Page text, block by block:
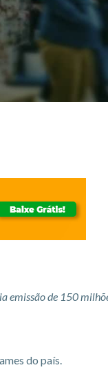
emissão de 150
do país.